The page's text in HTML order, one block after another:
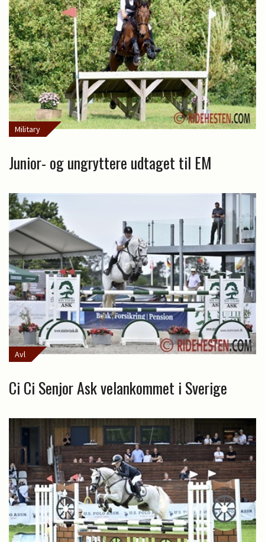
Military
Junior- og ungryttere udtaget til EM
Avl
Ci Ci Senjor Ask velankommet i Sverige